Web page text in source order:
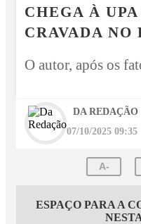
CHEGA À
CRAVADA NO
O autor, após os
DA REDAÇÃO
07/10/2025 09:35
A-
ESPAÇO PARA A